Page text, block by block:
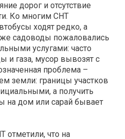
дорог и отсутствие
Ко многим СНТ
ходят редко, а
садоводы пожаловались
услугами: часто
и газа, мусор вывозят с
проблема –
земли: границы участков
а получить
на дом или сарай бывает
отметили, что на